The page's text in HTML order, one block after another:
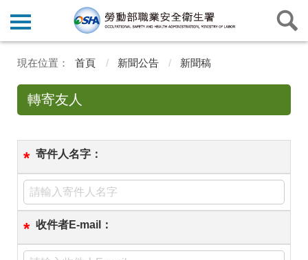
首頁 新聞公告 新聞稿
轉寄友人
* 寄件人名字：
* 收件者E-mail：